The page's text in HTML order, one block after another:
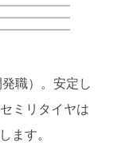
職）。安定し
ミリタイヤは
ます。